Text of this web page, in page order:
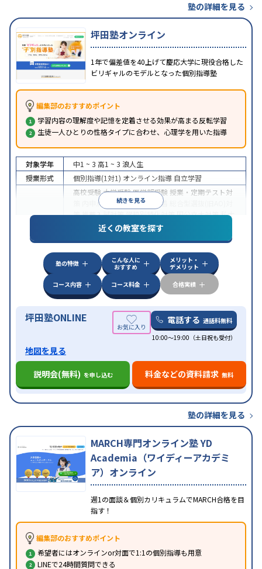
塾の詳細を見る
坪田塾オンライン
1年で偏差値を40上げて慶応大学に現役合格した
ビリギャルのモデルとなった個別指導塾
編集部のおすすめポイント
学習内容の理解度や記憶を定着させる効果が高まる反転学習
生徒一人ひとりの性格タイプに合わせ、心理学を用いた指導
続きを見る
対象学年 中1 ~ 3 高1 ~ 3 浪人生
授業形式
個別指導(1対1) オンライン指導 自立学習
高校受験大学受験医学部受験 授業・定期テスト対
内申点対策学習習慣の定着
策推薦入試対策学校別特化対策国公立大対策私大
共通テスト対策英検(英語検定)対策
その
特徴
中高一貫校生に対応授業の振替可能 不登校生に対
学習にPC・タブレットを利用オンライン対応
科目から受講可能季節講習のみの受講可発達障害
の子どもに対応
近くの教室を探す
塾の特徴
こんな人に
おすすめ
メリット・
デメリット
コース内容
コース料金 合格実績
坪田塾ONLINE 電話する 通話料無料
10:00～19:00（土日祝も受付）
地図を見る
説明会(無料) を申し込む 料金などの資料請求 無料
塾の詳細を見る
MARCH専門オンライン塾 YD
Academia（ワイディーアカデミ
ア）オンライン
週1の面談＆個別カリキュラムでMARCH合格を目
指す！
編集部のおすすめポイント
希望者にはオンラインor対面で1:1の個別指導も用意
LINEで24時間質問できる